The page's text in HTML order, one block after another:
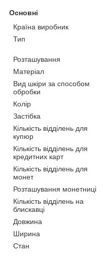
Основні
Країна виробник
Тип
Розташування
Матеріал
Вид шкіри за способом
обробки
Колір
Застібка
Кількість відділень для
купюр
Кількість відділень для
кредитних карт
Кількість відділень для
монет
Розташування монетниці
Кількість відділень на
блискавці
Довжина
Ширина
Стан